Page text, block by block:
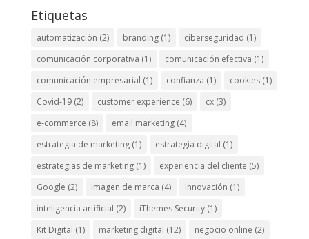
Etiquetas
automatización (2) branding(1) ciberseguridad (1)
comunicación corporativa (1) comunicación efectiva (1)
comunicación empresarial (1) confianza (1) cookies(1)
Covid-19(2) customer experience (6) cx(3)
e-commerce (8) email marketing(4)
estrategia de marketing(1) estrategia digital (1)
estrategias de marketing(1) experiencia del cliente (5)
Google (2) imagen de marca (4) Innovación (1)
inteligencia artificial (2) iThemes Security(1)
Kit Digital (1) marketing digital (12) negocio online (2)